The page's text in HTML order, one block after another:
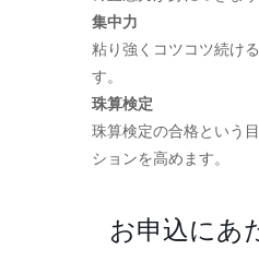
集中力
粘り強くコツコツ続け
す。
珠算検定
珠算検定の合格という
ションを高めます。
お申込にあ